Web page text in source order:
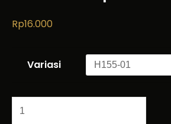
Rp16.000
Variasi